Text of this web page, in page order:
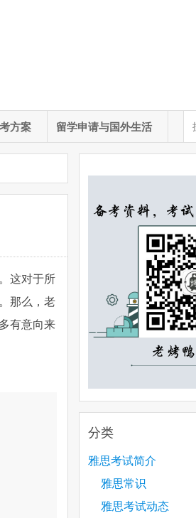
方案 留学申请与国外生活
这对于所
那么，老
有意向来
分类
雅思考试简介
雅思常识
雅思考试动态